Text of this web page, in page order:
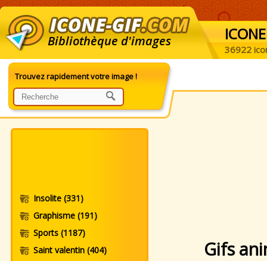
Bibliothèque d'images ICONE
36922
Trouvez rapidement votre image !
Insolite (331)
Graphisme (191)
Sports (1187)
Saint valentin (404)
Gifs